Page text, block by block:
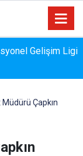
Gelişim Ligi
Turizm
Çapkın